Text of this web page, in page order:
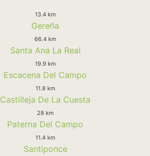
13.4 km
Gereña
66.4 km
Santa Ana La Real
19.9 km
Escacena Del Campo
11.8 km
Castilleja De La Cuesta
28 km
Paterna Del Campo
11.4 km
Santiponce